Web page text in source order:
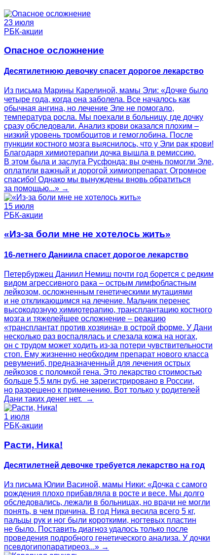
23 июля
РБК-акции
Опасное осложнение
Десятилетнюю девочку спасет дорогое лекарство
Из письма Марины Карелиной, мамы Эли: «Дочке было
четыре года, когда она заболела. Все началось как
обычная ангина, но лечение Эле не помогало,
температура росла. Мы поехали в больницу, где дочку
сразу обследовали. Анализ крови оказался плохим –
низкий уровень тромбоцитов и гемоглобина. После
пункции костного мозга выяснилось, что у Эли рак крови!
Благодаря химиотерапии дочка вышла в ремиссию.
В этом была и заслуга Русфонда: вы очень помогли Эле,
оплатили важный и дорогой химиопрепарат. Огромное
спасибо! Однако мы вынуждены вновь обратиться
за помощью...» →
15 июля
РБК-акции
«Из-за боли мне не хотелось жить»
16-летнего Даниила спасет дорогое лекарство
Петербуржец Даниил Немиш почти год борется с редким
видом агрессивного рака – острым лимфобластным
лейкозом, осложненным генетическими мутациями
и не откликающимся на лечение. Мальчик перенес
высокодозную химиотерапию, трансплантацию костного
мозга и тяжелейшее осложнение – реакцию
«трансплантат против хозяина» в острой форме. У Дани
несколько раз воспалялась и слезала кожа на ногах,
он с трудом может ходить из-за потери чувствительности
стоп. Ему жизненно необходим препарат нового класса
ревумениб, предназначенный для лечения острых
лейкозов с поломкой гена. Это лекарство стоимостью
больше 5,5 млн руб. не зарегистрировано в России,
но разрешено к применению. Вот только у родителей
Дани таких денег нет. →
1 июля
РБК-акции
Расти, Ника!
Десятилетней девочке требуется лекарство на год
Из письма Юлии Васиной, мамы Ники: «Дочка с самого
рождения плохо прибавляла в росте и весе. Мы долго
обследовались, лежали в больницах, но врачи не могли
понять, в чем причина. В год Ника весила всего 5 кг,
пальцы рук и ног были короткими, ногтевых пластин
не было. Поставить диагноз удалось только после
проведения подробного генетического анализа. У дочки
псевдогипопаратиреоз...» →